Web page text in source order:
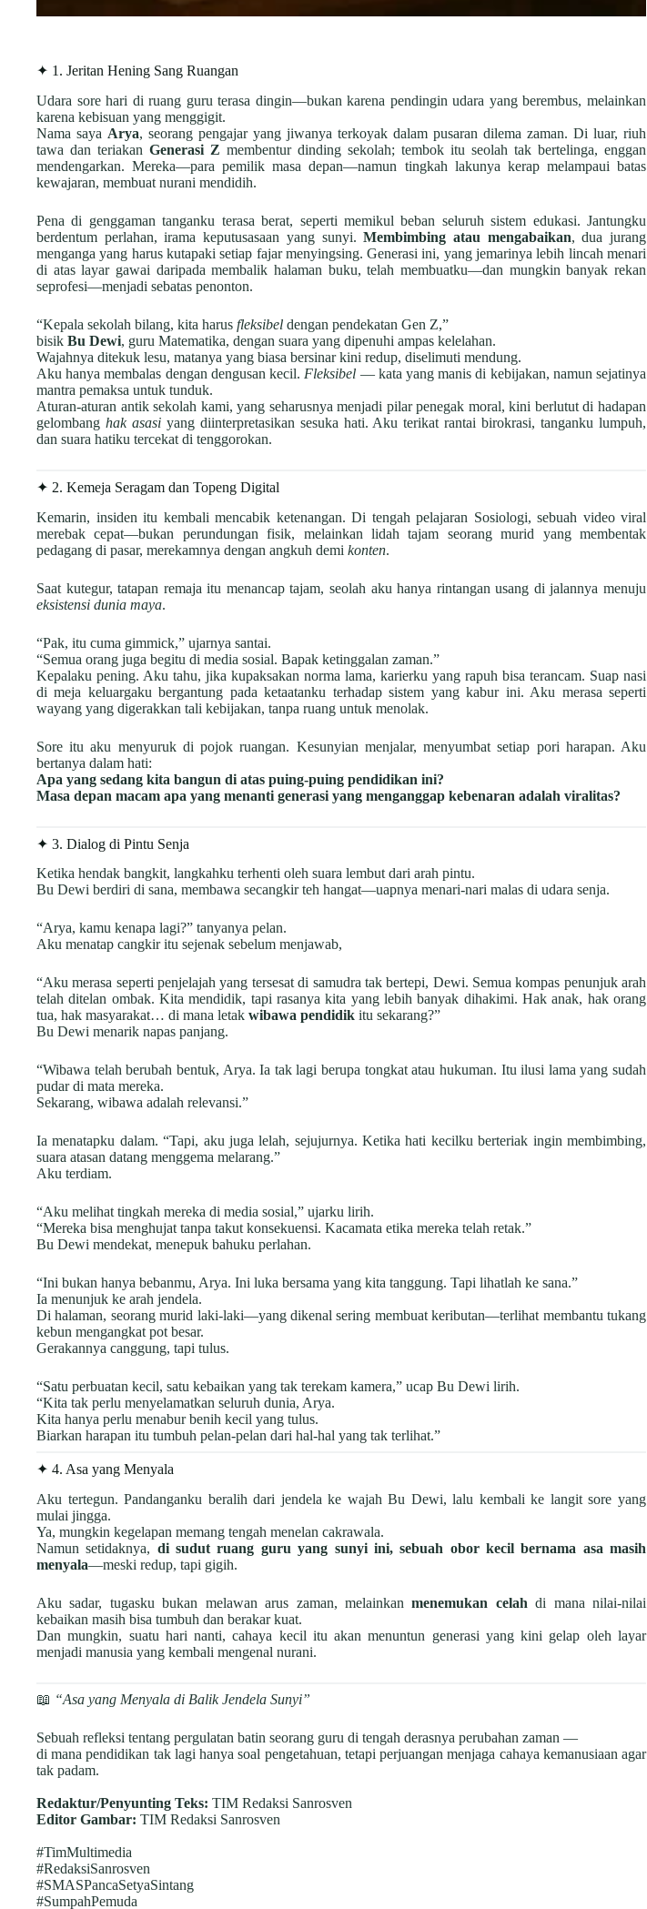
✦ 1. Jeritan Hening Sang Ruangan
Udara sore hari di ruang guru terasa dingin—bukan karena pendingin udara yang berembus, melainkan
karena kebisuan yang menggigit.
Nama saya Arya, seorang pengajar yang jiwanya terkoyak dalam pusaran dilema zaman. Di luar, riuh
tawa dan teriakan Generasi Z membentur dinding sekolah; tembok itu seolah tak bertelinga, enggan
mendengarkan. Mereka—para pemilik masa depan—namun tingkah lakunya kerap melampaui batas
kewajaran, membuat nurani mendidih.
Pena di genggaman tanganku terasa berat, seperti memikul beban seluruh sistem edukasi. Jantungku
berdentum perlahan, irama keputusasaan yang sunyi.Membimbing atau mengabaikan, dua jurang
menganga yang harus kutapaki setiap fajar menyingsing. Generasi ini, yang jemarinya lebih lincah menari
di atas layar gawai daripada membalik halaman buku, telah membuatku—dan mungkin banyak rekan
seprofesi—menjadi sebatas penonton.
“Kepala sekolah bilang, kita harus fleksibel dengan pendekatan Gen Z,”
bisik Bu Dewi, guru Matematika, dengan suara yang dipenuhi ampas kelelahan.
Wajahnya ditekuk lesu, matanya yang biasa bersinar kini redup, diselimuti mendung.
Aku hanya membalas dengan dengusan kecil. Fleksibel — kata yang manis di kebijakan, namun sejatinya
mantra pemaksa untuk tunduk.
Aturan-aturan antik sekolah kami, yang seharusnya menjadi pilar penegak moral, kini berlutut di hadapan
gelombang hak asasiyang diinterpretasikan sesuka hati. Aku terikat rantai birokrasi, tanganku lumpuh,
dan suara hatiku tercekat di tenggorokan.
✦ 2. Kemeja Seragam dan Topeng Digital
Kemarin, insiden itu kembali mencabik ketenangan. Di tengah pelajaran Sosiologi, sebuah video viral
merebak cepat—bukan perundungan fisik, melainkan lidah tajam seorang murid yang membentak
pedagang di pasar, merekamnya dengan angkuh demi konten.
Saat kutegur, tatapan remaja itu menancap tajam, seolah aku hanya rintangan usang di jalannya menuju
eksistensi dunia maya.
“Pak, itu cuma gimmick,” ujarnya santai.
“Semua orang juga begitu di media sosial. Bapak ketinggalan zaman.”
Kepalaku pening. Aku tahu, jika kupaksakan norma lama, karierku yang rapuh bisa terancam. Suap nasi
di meja keluargaku bergantung pada ketaatanku terhadap sistem yang kabur ini. Aku merasa seperti
wayang yang digerakkan tali kebijakan, tanpa ruang untuk menolak.
Sore itu aku menyuruk di pojok ruangan. Kesunyian menjalar, menyumbat setiap pori harapan. Aku
bertanya dalam hati:
Apa yang sedang kita bangun di atas puing-puing pendidikan ini?
Masa depan macam apa yang menanti generasi yang menganggap kebenaran adalah viralitas?
✦ 3. Dialog di Pintu Senja
Ketika hendak bangkit, langkahku terhenti oleh suara lembut dari arah pintu.
Bu Dewi berdiri di sana, membawa secangkir teh hangat—uapnya menari-nari malas di udara senja.
“Arya, kamu kenapa lagi?” tanyanya pelan.
Aku menatap cangkir itu sejenak sebelum menjawab,
“Aku merasa seperti penjelajah yang tersesat di samudra tak bertepi, Dewi. Semua kompas penunjuk arah
telah ditelan ombak. Kita mendidik, tapi rasanya kita yang lebih banyak dihakimi. Hak anak, hak orang
tua, hak masyarakat… di mana letak wibawa pendidik itu sekarang?”
Bu Dewi menarik napas panjang.
“Wibawa telah berubah bentuk, Arya. Ia tak lagi berupa tongkat atau hukuman. Itu ilusi lama yang sudah
pudar di mata mereka.
Sekarang, wibawa adalah relevansi.”
Ia menatapku dalam. “Tapi, aku juga lelah, sejujurnya. Ketika hati kecilku berteriak ingin membimbing,
suara atasan datang menggema melarang.”
Aku terdiam.
“Aku melihat tingkah mereka di media sosial,” ujarku lirih.
“Mereka bisa menghujat tanpa takut konsekuensi. Kacamata etika mereka telah retak.”
Bu Dewi mendekat, menepuk bahuku perlahan.
“Ini bukan hanya bebanmu, Arya. Ini luka bersama yang kita tanggung. Tapi lihatlah ke sana.”
Ia menunjuk ke arah jendela.
Di halaman, seorang murid laki-laki—yang dikenal sering membuat keributan—terlihat membantu tukang
kebun mengangkat pot besar.
Gerakannya canggung, tapi tulus.
“Satu perbuatan kecil, satu kebaikan yang tak terekam kamera,” ucap Bu Dewi lirih.
“Kita tak perlu menyelamatkan seluruh dunia, Arya.
Kita hanya perlu menabur benih kecil yang tulus.
Biarkan harapan itu tumbuh pelan-pelan dari hal-hal yang tak terlihat.”
✦ 4. Asa yang Menyala
Aku tertegun. Pandanganku beralih dari jendela ke wajah Bu Dewi, lalu kembali ke langit sore yang
mulai jingga.
Ya, mungkin kegelapan memang tengah menelan cakrawala.
Namun setidaknya, di sudut ruang guru yang sunyi ini, sebuah obor kecil bernama asa masih
menyala—meski redup, tapi gigih.
Aku sadar, tugasku bukan melawan arus zaman, melainkanmenemukan celah di mana nilai-nilai
kebaikan masih bisa tumbuh dan berakar kuat.
Dan mungkin, suatu hari nanti, cahaya kecil itu akan menuntun generasi yang kini gelap oleh layar
menjadi manusia yang kembali mengenal nurani.
📖 “Asa yang Menyala di Balik Jendela Sunyi”
Sebuah refleksi tentang pergulatan batin seorang guru di tengah derasnya perubahan zaman —
di mana pendidikan tak lagi hanya soal pengetahuan, tetapi perjuangan menjaga cahaya kemanusiaan agar
tak padam.
Redaktur/Penyunting Teks: TIM Redaksi Sanrosven
Editor Gambar: TIM Redaksi Sanrosven
#TimMultimedia
#RedaksiSanrosven
#SMASPancaSetyaSintang
#SumpahPemuda